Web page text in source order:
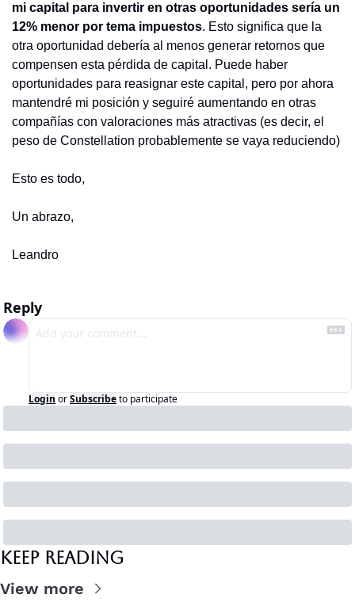
mi capital para invertir en otras oportunidades sería un
12% menor por tema impuestos. Esto significa que la
otra oportunidad debería al menos generar retornos que
compensen esta pérdida de capital. Puede haber
oportunidades para reasignar este capital, pero por ahora
mantendré mi posición y seguiré aumentando en otras
compañías con valoraciones más atractivas (es decir, el
peso de Constellation probablemente se vaya reduciendo)
Esto es todo,
Un abrazo,
Leandro
Reply
Login orSubscribeto participate
Keep Reading
View more